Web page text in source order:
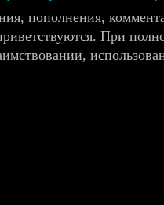
пополнения,
При